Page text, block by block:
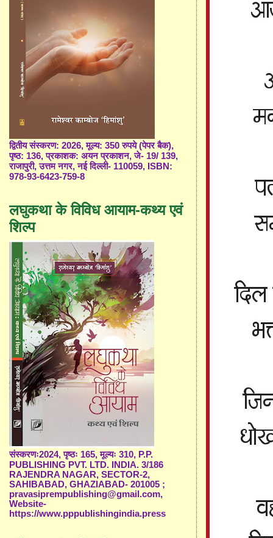
द्वितीय संस्करण: 2026, मूल्य: 350 रुपये (पेपर बैक),
पृष्ठ: 136, प्रकाशक: अयन प्रकाशन, जे- 19/ 139,
राजापुरी, उत्तम नगर, नई दिल्ली- 110059, ISBN:
978-93-6423-759-8
लघुकथा के विविध आयाम-कथ्य एवं
शिल्प
संस्करणः2024, पृष्ठः 165, मूल्यः 310, P.P.
PUBLISHING PVT. LTD. INDIA. 3/186
RAJENDRA NAGAR, SECTOR-2,
SAHIBABAD, GHAZIABAD- 201005 ;
pravasiprempublishing@gmail.com,
Website-
https://www.pppublishingindia.press